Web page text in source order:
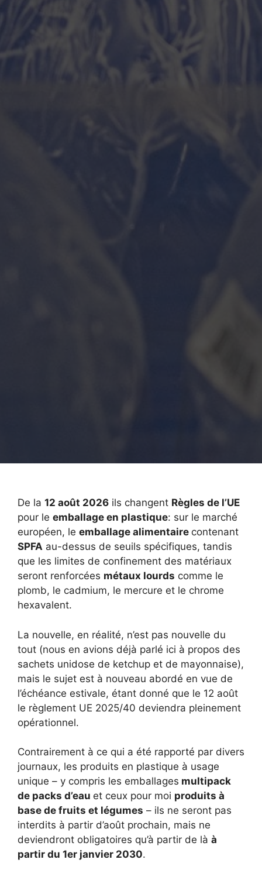
De la 12 août 2026 ils changent Règles de l’UE
pour le emballage en plastique: sur le marché
européen, le emballage alimentaire contenant
SPFA au-dessus de seuils spécifiques, tandis
que les limites de confinement des matériaux
seront renforcées métaux lourds comme le
plomb, le cadmium, le mercure et le chrome
hexavalent.
La nouvelle, en réalité, n’est pas nouvelle du
tout (nous en avions déjà parlé ici à propos des
sachets unidose de ketchup et de mayonnaise),
mais le sujet est à nouveau abordé en vue de
l’échéance estivale, étant donné que le 12 août
le règlement UE 2025/40 deviendra pleinement
opérationnel.
Contrairement à ce qui a été rapporté par divers
journaux, les produits en plastique à usage
unique – y compris les emballages multipack
de packs d’eau et ceux pour moi produits à
base de fruits et légumes – ils ne seront pas
interdits à partir d’août prochain, mais ne
deviendront obligatoires qu’à partir de là à
partir du 1er janvier 2030.